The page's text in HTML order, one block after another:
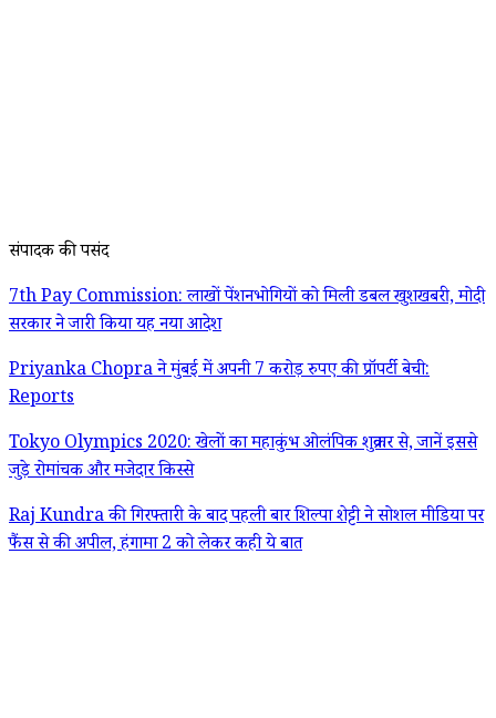
संपादक की पसंद
7th Pay Commission: लाखों पेंशनभोगियों को मिली डबल खुशखबरी, मोदी
सरकार ने जारी किया यह नया आदेश
Priyanka Chopra ने मुंबई में अपनी 7 करोड़ रुपए की प्रॉपर्टी बेची:
Reports
Tokyo Olympics 2020: खेलों का महाकुंभ ओलंपिक शुक्रवार से, जानें इससे
जुड़े रोमांचक और मजेदार किस्से
Raj Kundra की गिरफ्तारी के बाद पहली बार शिल्पा शेट्टी ने सोशल मीडिया पर
फैंस से की अपील, हंगामा 2 को लेकर कही ये बात